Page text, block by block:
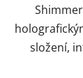
složení,